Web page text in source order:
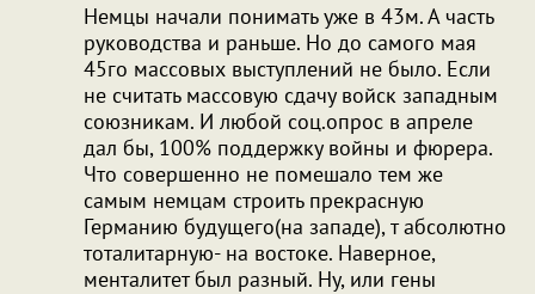
Немцы начали понимать уже в 43м. А часть
руководства и раньше. Но до самого мая
45го массовых выступлений не было. Если
не считать массовую сдачу войск западным
союзникам. И любой соц.опрос в апреле
дал бы, 100% поддержку войны и фюрера.
Что совершенно не помешало тем же
самым немцам строить прекрасную
Германию будущего(на западе), т абсолютно
тоталитарную- на востоке. Наверное,
менталитет был разный. Ну, или гены